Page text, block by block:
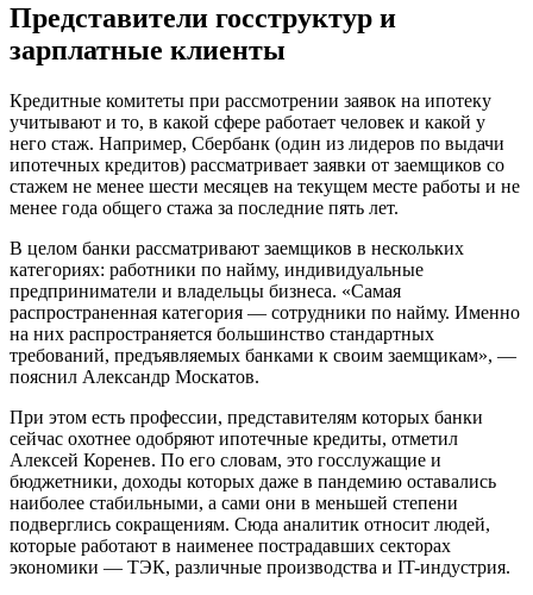
Представители госструктур и
зарплатные клиенты
Кредитные комитеты при рассмотрении заявок на ипотеку
учитывают и то, в какой сфере работает человек и какой у
него стаж. Например, Сбербанк (один из лидеров по выдачи
ипотечных кредитов) рассматривает заявки от заемщиков со
стажем не менее шести месяцев на текущем месте работы и не
менее года общего стажа за последние пять лет.
В целом банки рассматривают заемщиков в нескольких
категориях: работники по найму, индивидуальные
предприниматели и владельцы бизнеса. «Самая
распространенная категория — сотрудники по найму. Именно
на них распространяется большинство стандартных
требований, предъявляемых банками к своим заемщикам», —
пояснил Александр Москатов.
При этом есть профессии, представителям которых банки
сейчас охотнее одобряют ипотечные кредиты, отметил
Алексей Коренев. По его словам, это госслужащие и
бюджетники, доходы которых даже в пандемию оставались
наиболее стабильными, а сами они в меньшей степени
подверглись сокращениям. Сюда аналитик относит людей,
которые работают в наименее пострадавших секторах
экономики — ТЭК, различные производства и IT-индустрия.